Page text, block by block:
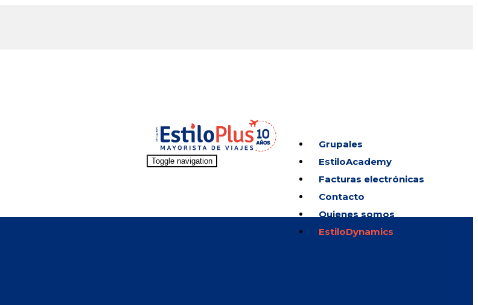
Toggle navigation
Grupales
EstiloAcademy
Facturas electrónicas
Contacto
Quienes somos
EstiloDynamics